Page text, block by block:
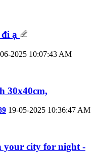
ạ
2025 10:07:43 AM
30x40cm,
19-05-2025 10:36:47 AM
your city for night -